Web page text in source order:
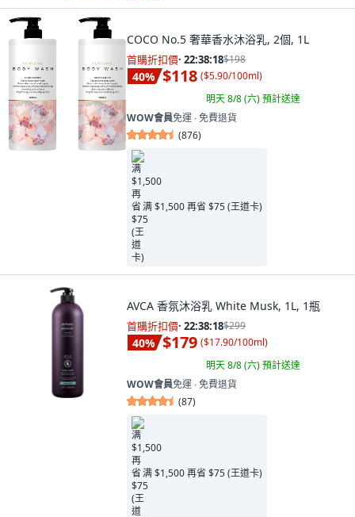
COCO No.5 奢華香水沐浴乳, 2個, 1L
首購折扣價· 22:38:16$198
40% $118 ($5.90/100ml)
明天 8/8 (六)預計送達
WOW會員免運 ∙ 免費退貨
(876)
满 $1,500 再省 $75 (王道卡)
AVCA 香氛沐浴乳 White Musk, 1L, 1瓶
首購折扣價· 22:38:16$299
40% $179 ($17.90/100ml)
明天 8/8 (六)預計送達
WOW會員免運 ∙ 免費退貨
(87)
满 $1,500 再省 $75 (王道卡)